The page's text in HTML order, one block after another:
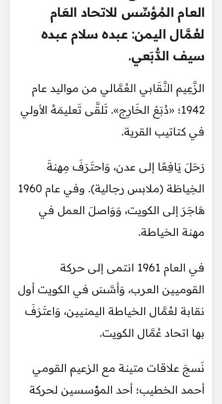
العام المُؤسِّس للاتحاد العَام
لعُمَّال اليمن: عبده سلام عبده
سيف الدُّبَعي.
الزَّعِيم النَّقَابي العُمَّالي من مواليد عام
1942؛ «دُبَعْ الخَارِج». تَلقَّى تَعليمَهُ الأولي
في كتاتيب القرية.
رَحَلَ يَافِعًا إلى عدن، وَاحتَرَفَ مِهنةَ
الخِياطَة (ملابس رجالية). وفي عام 1960
هَاجَرَ إلى الكويت، وَوَاصلَ العمل في
مهنة الخياطة.
في العام 1961 انتمى إلى حركة
القوميين العرب، وَأسَّسَ في الكويت أول
نقابة لعُمَّال الخياطة اليمنيين، وَاعتَرَفَ
بها اتحاد عُمَّال الكويت.
نَسجَ علاقات متينة مع الزعيم القومي
أحمد الخطيب؛ أحد المؤسسين لحركة